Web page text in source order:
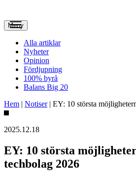
Meny
Alla artiklar
Nyheter
Opinion
Fördjupning
100% byrå
Balans Big 20
Hem | Notiser| EY: 10 största
2025.12.18
EY: 10 största
techbolag 2026